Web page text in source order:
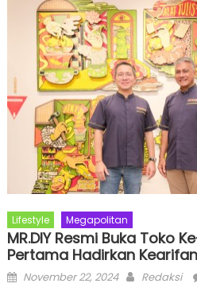
Lifestyle Megapolitan
MR.DIY Resmi Buka Toko
Pertama Hadirkan
Posted
November 22, 2024 Author
Redaksi